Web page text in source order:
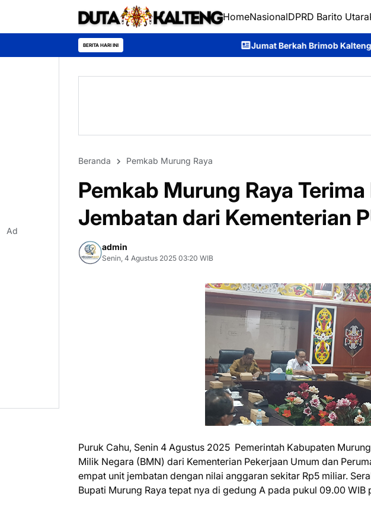
HomeNasionalDPRD Barito Utara
BERITA HARI INI Jumat Berkah Brimob Kalteng, Personel Batalyon B
Beranda Pemkab Murung Raya
Pemkab Murung Raya
Jembatan dari Kementerian
admin
Senin, 4 Agustus 2025 03:20 WIB
Puruk Cahu, Senin 4 Agustus 2025 Pemerintah Kabupaten
Milik Negara (BMN) dari Kementerian Pekerjaan Umum dan
empat unit jembatan dengan nilai anggaran sekitar Rp5 miliar.
Bupati Murung Raya tepat nya di gedung A pada pukul 09.00
Ad